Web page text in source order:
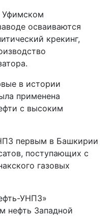
Уфимском
осваиваются
крекинг,
в истории
применена
с высоким
первым в Башкирии
поступающих с
газовых
УНПЗ»
нефть Западной